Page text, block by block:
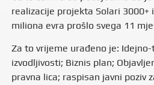
realizacije projekta Solari 3000+
miliona evra prošlo svega 11
Za to vrijeme urađeno je:
izvodljivosti; Biznis plan;
pravna lica; raspisan javni poziv